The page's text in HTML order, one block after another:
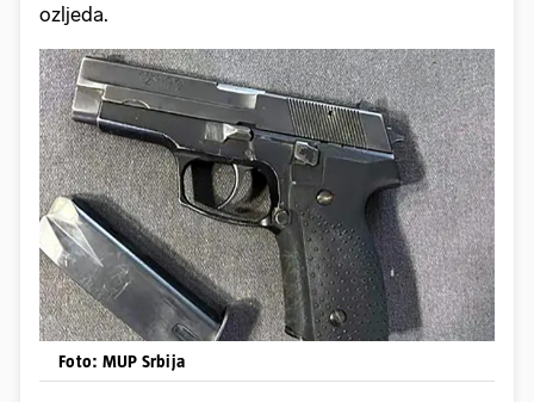
ozljeda.
Foto: MUP Srbija